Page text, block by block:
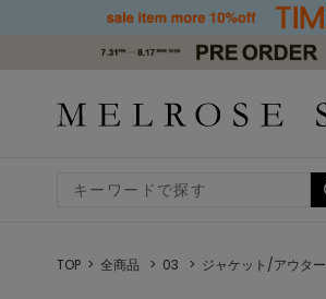
TOP 全商品 03 ジャケット/アウター